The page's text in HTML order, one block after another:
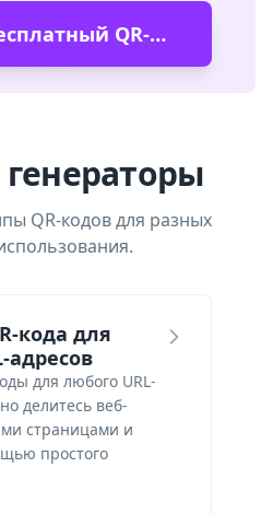
Создайте бесплатный QR-код
QR-кодов для разных
кода для
адресов
для любого URL-
делитесь веб-
страницами и
простого